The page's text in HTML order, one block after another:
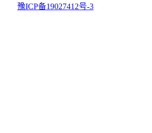
豫ICP备19027412号-3